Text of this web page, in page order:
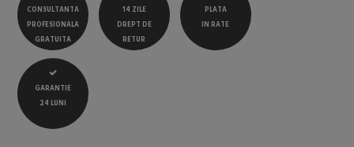
CONSULTANTA
PROFESIONALA
GRATUITA
14 ZILE
DREPT DE
RETUR
PLATA
IN RATE
GARANTIE
24 LUNI